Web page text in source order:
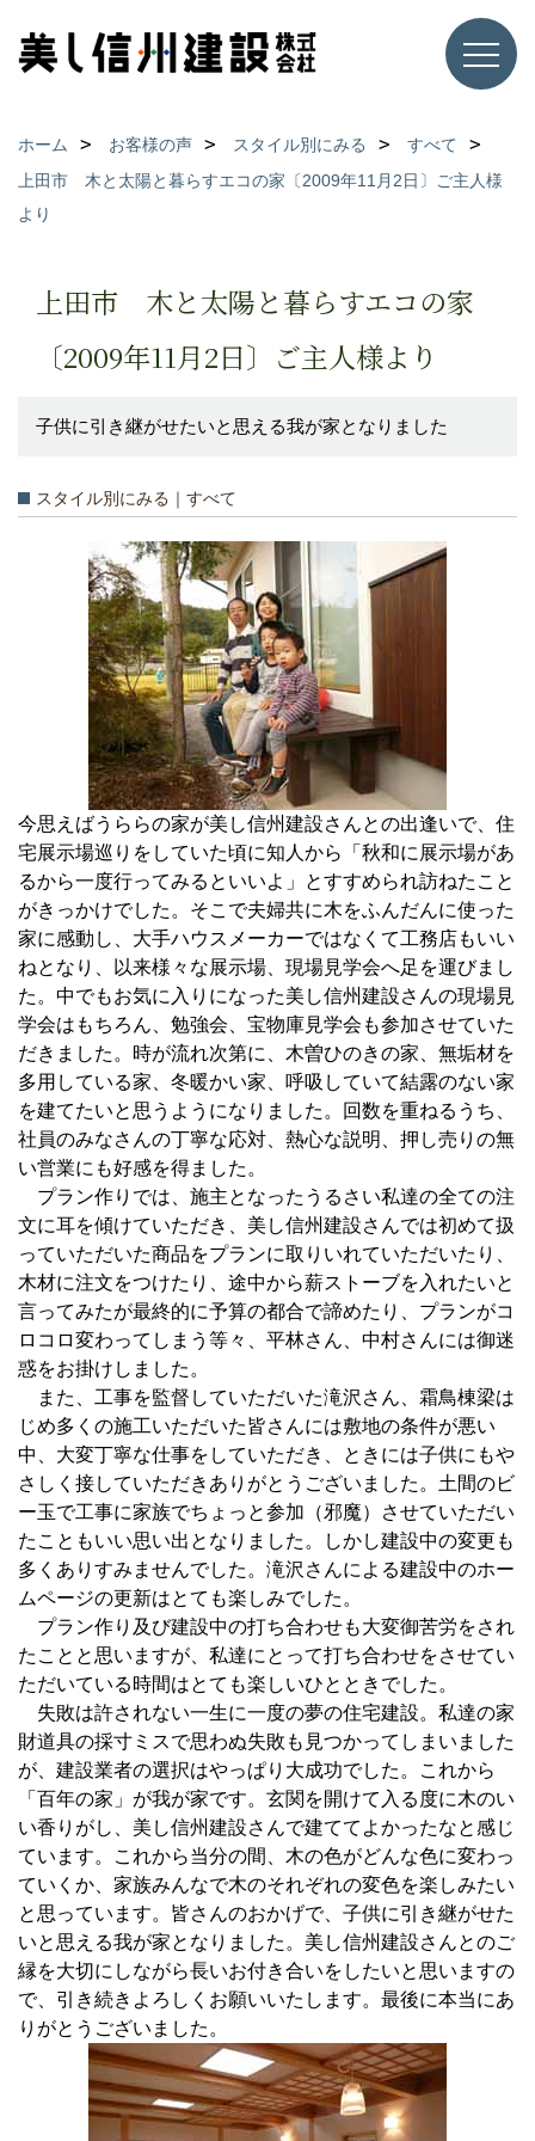
ホーム お客様の声 スタイル別にみる
すべて
上田市 木と太陽と暮らすエコの家〔2009年11月2日〕ご主人様
より
上田市 木と太陽と暮らすエコの家
〔2009年11月2日〕ご主人様より
子供に引き継がせたいと思える我が家となりました
スタイル別にみる｜すべて
今思えばうららの家が美し信州建設さんとの出逢いで、住
宅展示場巡りをしていた頃に知人から「秋和に展示場があ
るから一度行ってみるといいよ」とすすめられ訪ねたこと
がきっかけでした。そこで夫婦共に木をふんだんに使った
家に感動し、大手ハウスメーカーではなくて工務店もいい
ねとなり、以来様々な展示場、現場見学会へ足を運びまし
た。中でもお気に入りになった美し信州建設さんの現場見
学会はもちろん、勉強会、宝物庫見学会も参加させていた
だきました。時が流れ次第に、木曽ひのきの家、無垢材を
多用している家、冬暖かい家、呼吸していて結露のない家
を建てたいと思うようになりました。回数を重ねるうち、
社員のみなさんの丁寧な応対、熱心な説明、押し売りの無
い営業にも好感を得ました。
プラン作りでは、施主となったうるさい私達の全ての注
文に耳を傾けていただき、美し信州建設さんでは初めて扱
っていただいた商品をプランに取りいれていただいたり、
木材に注文をつけたり、途中から薪ストーブを入れたいと
言ってみたが最終的に予算の都合で諦めたり、プランがコ
ロコロ変わってしまう等々、平林さん、中村さんには御迷
惑をお掛けしました。
また、工事を監督していただいた滝沢さん、霜鳥棟梁は
じめ多くの施工いただいた皆さんには敷地の条件が悪い
中、大変丁寧な仕事をしていただき、ときには子供にもや
さしく接していただきありがとうございました。土間のビ
ー玉で工事に家族でちょっと参加（邪魔）させていただい
たこともいい思い出となりました。しかし建設中の変更も
多くありすみませんでした。滝沢さんによる建設中のホー
ムページの更新はとても楽しみでした。
プラン作り及び建設中の打ち合わせも大変御苦労をされ
たことと思いますが、私達にとって打ち合わせをさせてい
ただいている時間はとても楽しいひとときでした。
失敗は許されない一生に一度の夢の住宅建設。私達の家
財道具の採寸ミスで思わぬ失敗も見つかってしまいました
が、建設業者の選択はやっぱり大成功でした。これから
「百年の家」が我が家です。玄関を開けて入る度に木のい
い香りがし、美し信州建設さんで建ててよかったなと感じ
ています。これから当分の間、木の色がどんな色に変わっ
ていくか、家族みんなで木のそれぞれの変色を楽しみたい
と思っています。皆さんのおかげで、子供に引き継がせた
いと思える我が家となりました。美し信州建設さんとのご
縁を大切にしながら長いお付き合いをしたいと思いますの
で、引き続きよろしくお願いいたします。最後に本当にあ
りがとうございました。